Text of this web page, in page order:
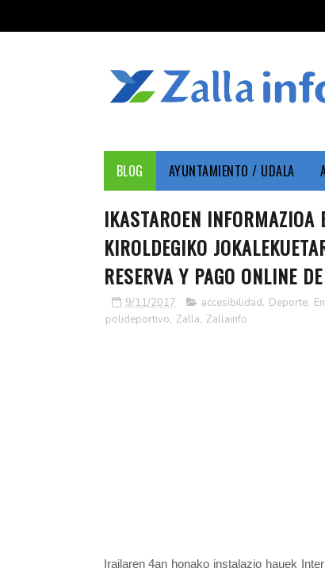
BLOG AYUNTAMIENTO / UDALA
IKASTAROEN INFORMAZIOA
KIROLDEGIKO
RESERVA Y PAGO ONLINE
9/11/2017 accesibilidad, Deporte,
polideportivo, Zalla, Zallainfo
Irailaren 4an honako instalazio hauek